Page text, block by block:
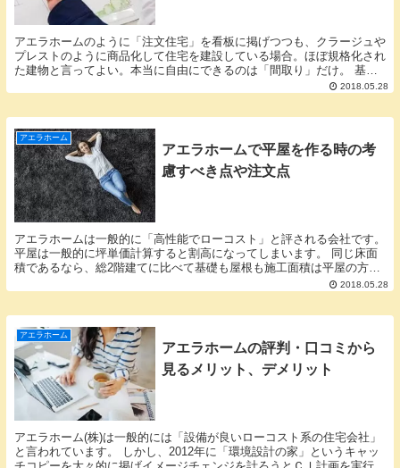
アエラホームのように「注文住宅」を看板に掲げつつも、クラージュや
プレストのように商品化して住宅を建設している場合。ほぼ規格化され
た建物と言ってよい。本当に自由にできるのは「間取り」だけ。 基本
2018.05.28
アエラホーム
アエラホームで平屋を作る時の考
慮すべき点や注文点
アエラホームは一般的に「高性能でローコスト」と評される会社です。
平屋は一般的に坪単価計算すると割高になってしまいます。 同じ床面
積であるなら、総2階建てに比べて基礎も屋根も施工面積は平屋の方が
2018.05.28
アエラホーム
アエラホームの評判・口コミから
見るメリット、デメリット
アエラホーム(株)は一般的には「設備が良いローコスト系の住宅会社」
と言われています。 しかし、2012年に「環境設計の家」というキャッ